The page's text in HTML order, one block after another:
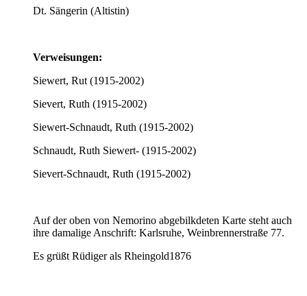
Dt. Sängerin (Altistin)
Verweisungen:
Siewert, Rut (1915-2002)
Sievert, Ruth (1915-2002)
Siewert-Schnaudt, Ruth (1915-2002)
Schnaudt, Ruth Siewert- (1915-2002)
Sievert-Schnaudt, Ruth (1915-2002)
Auf der oben von Nemorino abgebilkdeten Karte steht auch
ihre damalige Anschrift: Karlsruhe, Weinbrennerstraße 77.
Es grüßt Rüdiger als Rheingold1876